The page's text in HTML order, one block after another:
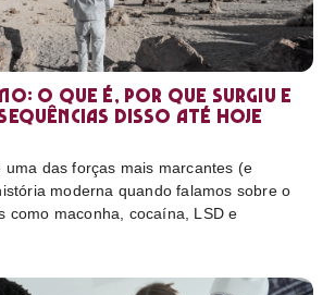
o que é, por que surgiu e
disso até hoje
uma das forças mais marcantes (e
moderna quando falamos sobre o
como maconha, cocaína, LSD e